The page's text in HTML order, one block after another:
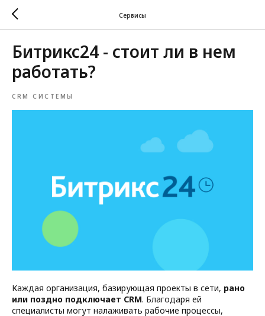
Сервисы
Битрикс24 - стоит ли в нем
работать?
CRM СИСТЕМЫ
Каждая организация, базирующая проекты в сети, рано
или поздно подключает CRM. Благодаря ей
специалисты могут налаживать рабочие процессы,